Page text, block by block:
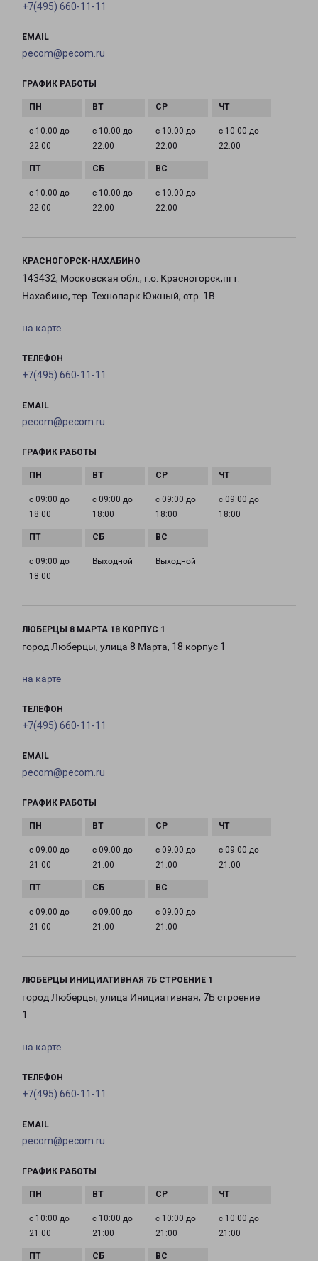
+7(495) 660-11-11
EMAIL
pecom@pecom.ru
ГРАФИК РАБОТЫ
с 10:00 до
22:00
с 10:00 до
22:00
с 10:00 до
22:00
с 10:00 до
22:00
с 10:00 до
22:00
с 10:00 до
22:00
с 10:00 до
22:00
КРАСНОГОРСК-НАХАБИНО
143432, Московская обл., г.о. Красногорск,пгт.
Нахабино, тер. Технопарк Южный, стр. 1В
на карте
ТЕЛЕФОН
+7(495) 660-11-11
EMAIL
pecom@pecom.ru
ГРАФИК РАБОТЫ
с 09:00 до
18:00
с 09:00 до
18:00
с 09:00 до
18:00
с 09:00 до
18:00
с 09:00 до
18:00
Выходной Выходной
ЛЮБЕРЦЫ 8 МАРТА 18 КОРПУС 1
город Люберцы, улица 8 Марта, 18 корпус 1
на карте
ТЕЛЕФОН
+7(495) 660-11-11
EMAIL
pecom@pecom.ru
ГРАФИК РАБОТЫ
с 09:00 до
21:00
с 09:00 до
21:00
с 09:00 до
21:00
с 09:00 до
21:00
с 09:00 до
21:00
с 09:00 до
21:00
с 09:00 до
21:00
ЛЮБЕРЦЫ ИНИЦИАТИВНАЯ 7Б СТРОЕНИЕ 1
город Люберцы, улица Инициативная, 7Б строение
1
на карте
ТЕЛЕФОН
+7(495) 660-11-11
EMAIL
pecom@pecom.ru
ГРАФИК РАБОТЫ
с 10:00 до
21:00
с 10:00 до
21:00
с 10:00 до
21:00
с 10:00 до
21:00